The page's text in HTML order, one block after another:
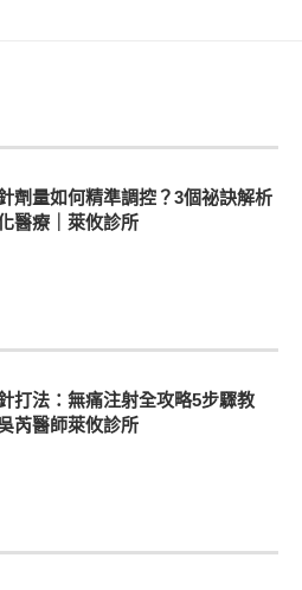
劑量如何精準調控？3個祕訣解析
醫療｜萊攸診所
打法：無痛注射全攻略5步驟教
芮醫師萊攸診所